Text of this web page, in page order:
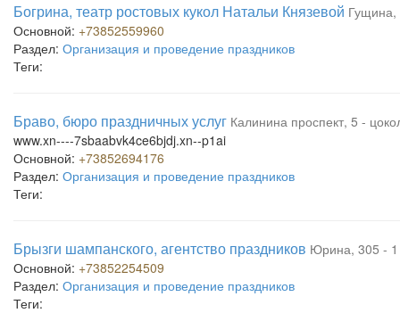
Богрина, театр ростовых кукол Натальи Князевой Гущина,
Основной: +73852559960
Раздел: Организация и проведение праздников
Теги:
Браво, бюро праздничных услуг Калинина проспект, 5 -
www.xn----7sbaabvk4ce6bjdj.xn--p1ai
Основной: +73852694176
Раздел: Организация и проведение праздников
Теги:
Брызги шампанского, агентство праздников Юрина, 305 -
Основной: +73852254509
Раздел: Организация и проведение праздников
Теги: